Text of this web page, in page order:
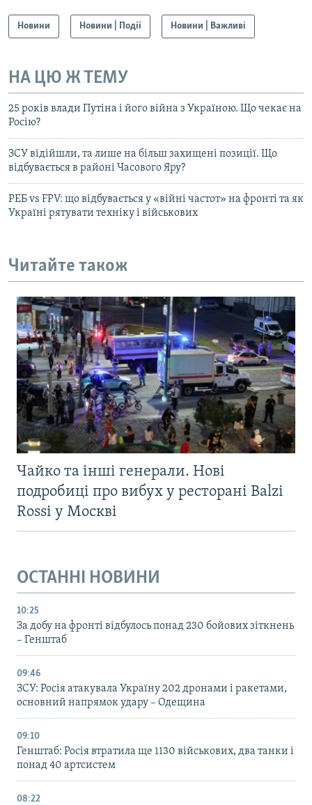
Новини Новини | Події Новини | Важливі
НА ЦЮ Ж ТЕМУ
25 років влади Путіна і його війна з Україною. Що чекає на
Росію?
ЗСУ відійшли, та лише на більш захищені позиції. Що
відбувається в районі Часового Яру?
РЕБ vs FPV: що відбувається у «війні частот» на фронті та як
Україні рятувати техніку і військових
Читайте також
Чайко та інші генерали. Нові
подробиці про вибух у ресторані Balzi
Rossi у Москві
ОСТАННІ НОВИНИ
10:25
За добу на фронті відбулось понад 230 бойових зіткнень
– Генштаб
09:46
ЗСУ: Росія атакувала Україну 202 дронами і ракетами,
основний напрямок удару – Одещина
09:10
Генштаб: Росія втратила ще 1130 військових, два танки і
понад 40 артсистем
08:22